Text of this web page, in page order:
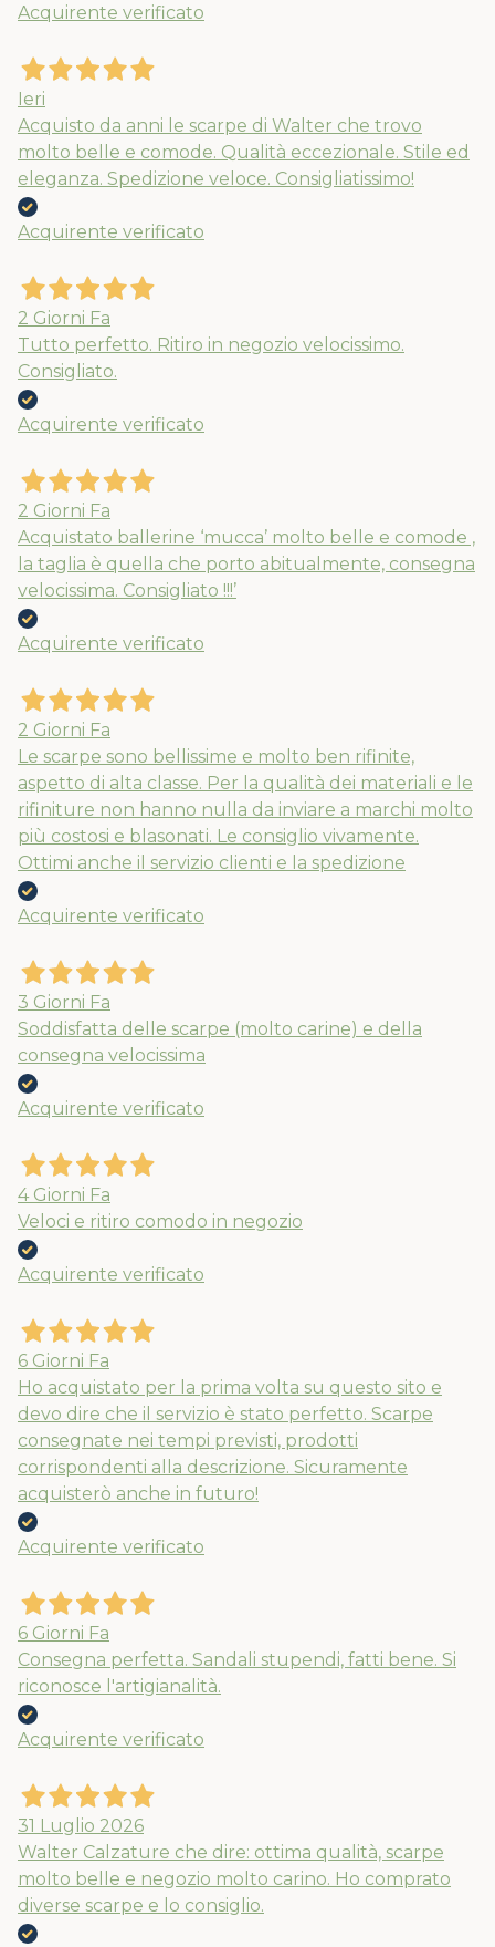
Acquirente verificato
Ieri
Acquisto da anni le scarpe di Walter che trovo
molto belle e comode. Qualità eccezionale. Stile ed
eleganza. Spedizione veloce. Consigliatissimo!
Acquirente verificato
2 Giorni Fa
Tutto perfetto. Ritiro in negozio velocissimo.
Consigliato.
Acquirente verificato
2 Giorni Fa
Acquistato ballerine ‘mucca’ molto belle e comode ,
la taglia è quella che porto abitualmente, consegna
velocissima. Consigliato !!!’
Acquirente verificato
2 Giorni Fa
Le scarpe sono bellissime e molto ben rifinite,
aspetto di alta classe. Per la qualità dei materiali e le
rifiniture non hanno nulla da inviare a marchi molto
più costosi e blasonati. Le consiglio vivamente.
Ottimi anche il servizio clienti e la spedizione
Acquirente verificato
3 Giorni Fa
Soddisfatta delle scarpe (molto carine) e della
consegna velocissima
Acquirente verificato
4 Giorni Fa
Veloci e ritiro comodo in negozio
Acquirente verificato
6 Giorni Fa
Ho acquistato per la prima volta su questo sito e
devo dire che il servizio è stato perfetto. Scarpe
consegnate nei tempi previsti, prodotti
corrispondenti alla descrizione. Sicuramente
acquisterò anche in futuro!
Acquirente verificato
6 Giorni Fa
Consegna perfetta. Sandali stupendi, fatti bene. Si
riconosce l'artigianalità.
Acquirente verificato
31 Luglio 2026
Walter Calzature che dire: ottima qualità, scarpe
molto belle e negozio molto carino. Ho comprato
diverse scarpe e lo consiglio.
Nuovi ribassi fino al 70%
Spedizioni garantite prima della
entro il 5/08